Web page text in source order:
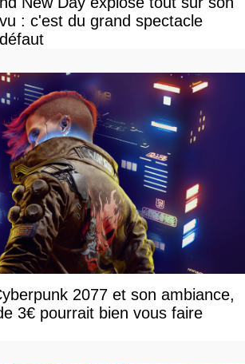
: c'est du grand spectacle
2077 et son ambiance,
3€ pourrait bien vous faire